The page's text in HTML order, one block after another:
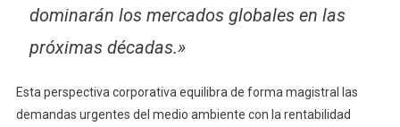
dominarán los mercados globales en las
próximas décadas.»
Esta perspectiva corporativa equilibra de forma magistral las
demandas urgentes del medio ambiente con la rentabilidad